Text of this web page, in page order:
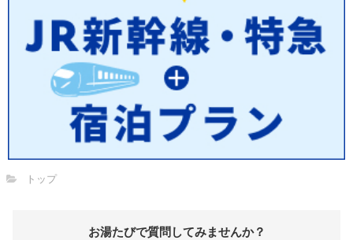
トップ
お湯たびで質問してみませんか？